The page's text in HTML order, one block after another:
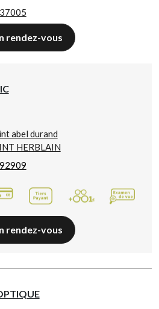
rendez-vous
abel durand
HERBLAIN
rendez-vous